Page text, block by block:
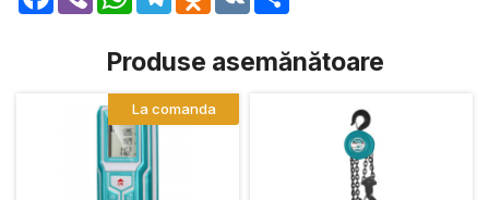
Produse asemănătoare
La comanda